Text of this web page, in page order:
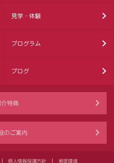
見学・体験
プログラム
ブログ
介特典
のご案内
個人情報保護方針 推奨環境